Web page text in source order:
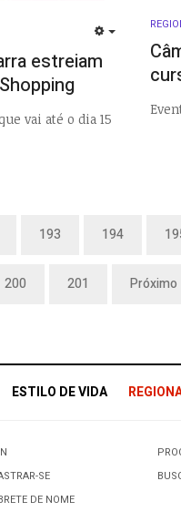
estreiam
vai até o dia 15
193 194
200 201 Próximo
ESTILO DE VIDA
SE
DE NOME